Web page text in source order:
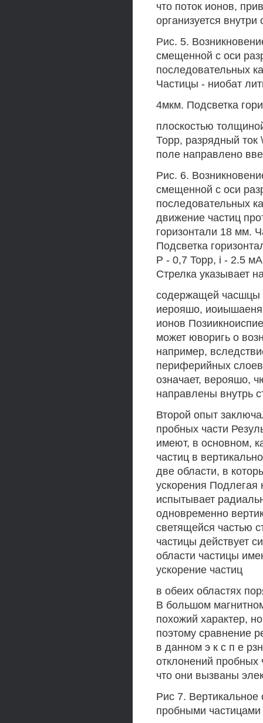
что поток ионов,
организуется
Рис. 5.
смещенной с оси
последовательных
Частицы - ниобат
4мкм. Подсветка
плоскостью
Торр, разрядный
поле направлено
Рис. 6.
смещенной с оси
последовательных
движение частиц
горизонтали 18 мм.
Подсветка
Р - 0,7 Topp, i - 2.5
Стрелка указывает
содержащей часшцы
иерояшо,
ионов
может юворигь о
например,
периферийных
означает, верояшо,
направлены внутрь
Второй опыт
пробных части
имеют, в основном,
частиц в
две области, в
ускорения Подлегая
испытывает
одновременно
светящейся частью
частицы действует
области частицы
ускорение частиц
в обеих областях
В большом
похожий характер,
поэтому сравнение
в данном э к с п е
отклонений пробных
что они вызваны
Рис 7.
пробными